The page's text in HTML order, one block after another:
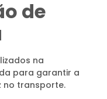
de
na
para garantir a
no transporte.